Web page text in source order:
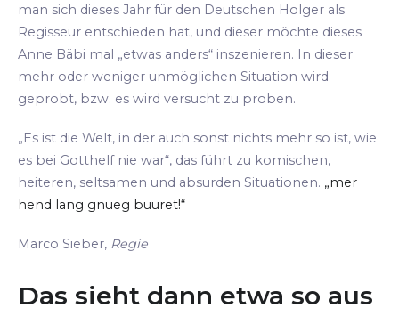
man sich dieses Jahr für den Deutschen Holger als
Regisseur entschieden hat, und dieser möchte dieses
Anne Bäbi mal „etwas anders“ inszenieren. In dieser
mehr oder weniger unmöglichen Situation wird
geprobt, bzw. es wird versucht zu proben.
„Es ist die Welt, in der auch sonst nichts mehr so ist, wie
es bei Gotthelf nie war“, das führt zu komischen,
heiteren, seltsamen und absurden Situationen. „mer
hend lang gnueg buuret!“
Marco Sieber, Regie
Das sieht dann etwa so aus